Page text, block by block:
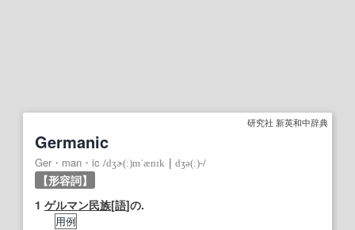
研究社 新英和中辞典
Germanic
Ger・man・ic /dʒɚ(ː)mˈænɪk dʒə(ː)‐/
【形容詞】
1 ゲルマン民族[語]の.
用例